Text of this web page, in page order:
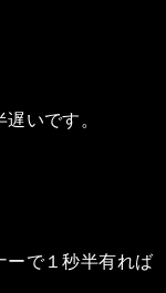
いです。
ーで１秒半有れば